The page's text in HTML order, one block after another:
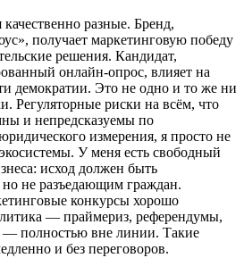
разные. Бренд,
получает маркетинговую победу
решения. Кандидат,
онлайн-опрос, влияет на
демократии. Это не одно и то же ни
Регуляторные риски на всём, что
и непредсказуемы по
измерения, я просто не
У меня есть свободный
исход должен быть
не разъедающим граждан.
конкурсы хорошо
— праймериз, референдумы,
— полностью вне линии. Такие
и без переговоров.